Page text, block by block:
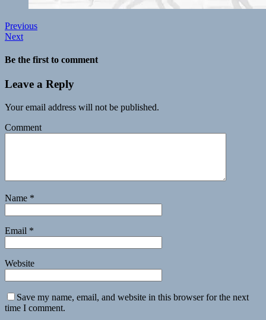
Previous
Next
Be the first to comment
Leave a Reply
Your email address will not be published.
Comment
Name *
Email *
Website
Save my name, email, and website in this browser for the next
time I comment.